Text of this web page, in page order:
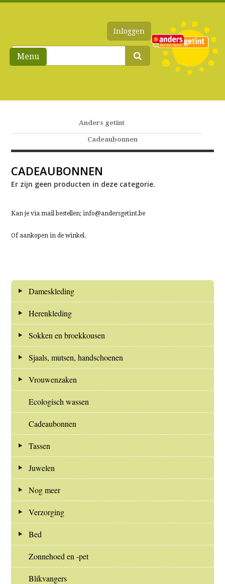
Inloggen
Menu
Anders getint
Cadeaubonnen
CADEAUBONNEN
Er zijn geen producten in deze categorie.
Kan je via mail bestellen; info@andersgetint.be
Of aankopen in de winkel.
Dameskleding
Herenkleding
Sokken en broekkousen
Sjaals, mutsen, handschoenen
Vrouwenzaken
Ecologisch wassen
Cadeaubonnen
Tassen
Juwelen
Nog meer
Verzorging
Bed
Zonnehoed en -pet
Blikvangers